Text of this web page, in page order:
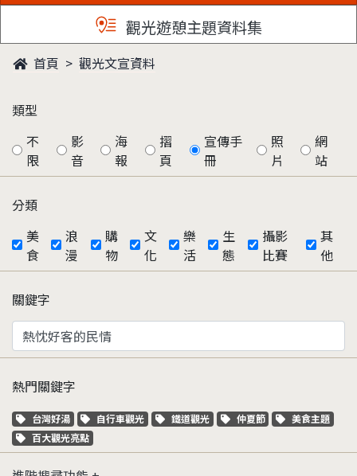
觀光遊憩主題資料集
首頁 觀光文宣資料
類型
不
限
影
音
海
報
摺
頁
宣傳手
冊
照
片
網
站
分類
美
食
浪
漫
購
物
文
化
樂
活
生
態
攝影
比賽
其
他
關鍵字
熱門關鍵字
關鍵字標籤
台灣好湯 關鍵字標籤
自行車觀光 關鍵字標籤
鐵道觀光 關鍵字標籤
仲夏節 關鍵字標籤
美食主題
關鍵字標籤
百大觀光亮點